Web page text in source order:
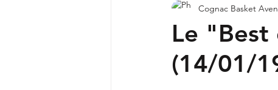
Le "Best
(14/01/
Cognac Basket